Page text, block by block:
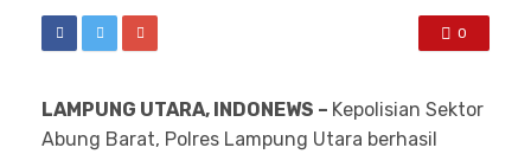
0
LAMPUNG UTARA, INDONEWS – Kepolisian Sektor
Abung Barat, Polres Lampung Utara berhasil